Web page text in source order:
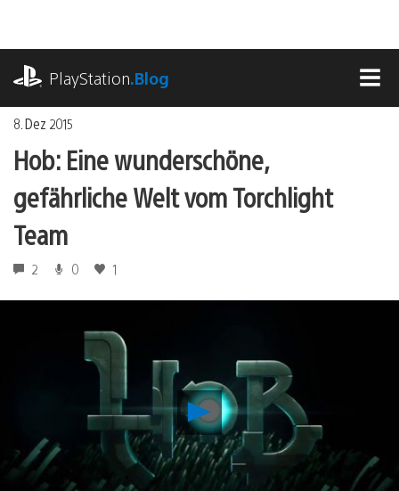
springen
PlayStation.Blog
8. Dez 2015
Hob: Eine wunderschöne,
gefährliche Welt vom Torchlight
Team
2 0 1
Hob:
Eine
wunderschöne,
gefährliche
Welt